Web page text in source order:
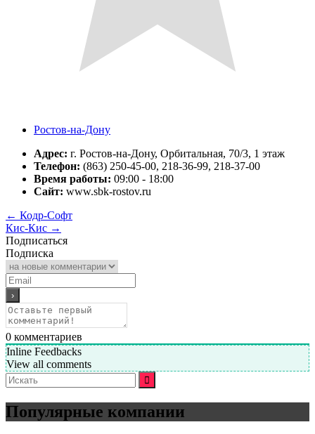
Ростов-на-Дону
Адрес: г. Ростов-на-Дону, Орбитальная, 70/3, 1 этаж
Телефон: (863) 250-45-00, 218-36-99, 218-37-00
Время работы: 09:00 - 18:00
Сайт: www.sbk-rostov.ru
← Кодр-Софт
Кис-Кис →
Подписаться
Подписка
0 комментариев
Inline Feedbacks
View all comments
Искать:
Популярные компании